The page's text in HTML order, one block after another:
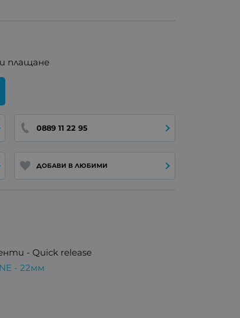
плащане
0889 11 22 95
ДОБАВИ В ЛЮБИМИ
- Quick release
- 22мм